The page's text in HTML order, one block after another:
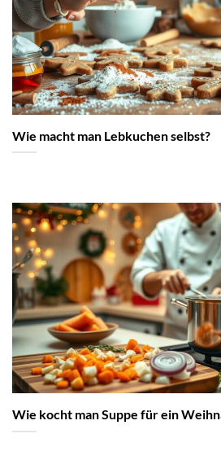
Wie macht man Lebkuchen selbst?
Wie kocht man Suppe für ein